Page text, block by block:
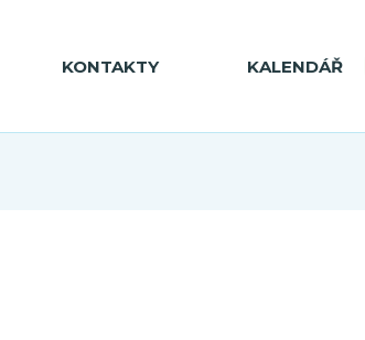
KONTAKTY KALENDÁŘ